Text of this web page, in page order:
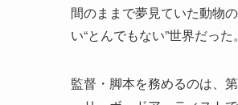
間のままで夢見ていた動物
い“とんでもない”世界だった。
監督・脚本を務めるのは、